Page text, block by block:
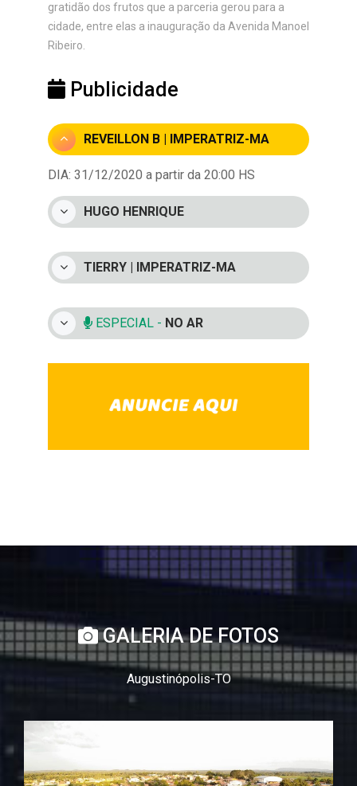
gratidão dos frutos que a parceria gerou para a
cidade, entre elas a inauguração da Avenida Manoel
Ribeiro.
Publicidade
REVEILLON B | IMPERATRIZ-MA
DIA: 31/12/2020 a partir da 20:00 HS
HUGO HENRIQUE
TIERRY | IMPERATRIZ-MA
ESPECIAL - NO AR
GALERIA DE FOTOS
Augustinópolis-TO